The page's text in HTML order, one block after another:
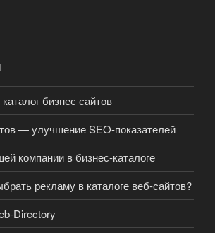
бизнес сайтов
— улучшение SEO-показателей
компании в бизнес-каталоге
рекламу в каталоге веб-сайтов?
Directory